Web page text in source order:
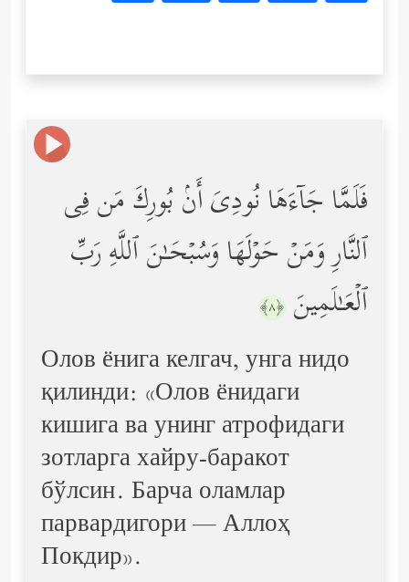
فَلَمَّا جَاۤءَهَا نُودِیَ أَنۢ بُورِكَ مَن فِی
ٱلنَّارِ وَمَنۡ حَوۡلَهَا وَسُبۡحَـٰنَ ٱللَّهِ رَبِّ
ٱلۡعَـٰلَمِینَ ﴿٨﴾
Олов ёнига келгач, унга нидо
қилинди: «Олов ёнидаги
кишига ва унинг атрофидаги
зотларга хайру-баракот
бўлсин. Барча оламлар
парвардигори — Аллоҳ
Покдир».